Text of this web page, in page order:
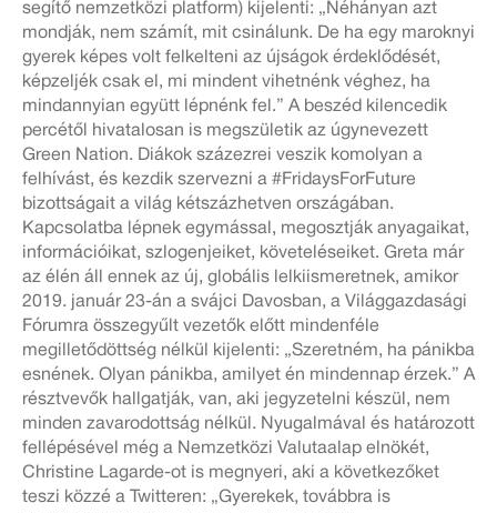
segítő nemzetközi platform) kijelenti: „Néhányan azt
mondják, nem számít, mit csinálunk. De ha egy maroknyi
gyerek képes volt felkelteni az újságok érdeklődését,
képzeljék csak el, mi mindent vihetnénk véghez, ha
mindannyian együtt lépnénk fel.” A beszéd kilencedik
percétől hivatalosan is megszületik az úgynevezett
Green Nation. Diákok százezrei veszik komolyan a
felhívást, és kezdik szervezni a #FridaysForFuture
bizottságait a világ kétszázhetven országában.
Kapcsolatba lépnek egymással, megosztják anyagaikat,
információikat, szlogenjeiket, követeléseiket. Greta már
az élén áll ennek az új, globális lelkiismeretnek, amikor
2019. január 23-án a svájci Davosban, a Világgazdasági
Fórumra összegyűlt vezetők előtt mindenféle
megilletődöttség nélkül kijelenti: „Szeretném, ha pánikba
esnének. Olyan pánikba, amilyet én mindennap érzek.” A
résztvevők hallgatják, van, aki jegyzetelni készül, nem
minden zavarodottság nélkül. Nyugalmával és határozott
fellépésével még a Nemzetközi Valutaalap elnökét,
Christine Lagarde-ot is megnyeri, aki a következőket
teszi közzé a Twitteren: „Gyerekek, továbbra is